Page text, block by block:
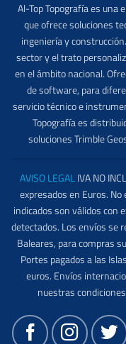
Al-Top Topografía es una
que ofrece soluciones
ingeniería y
sector y el trato
en el ámbito nacional.
de software, para
servicio técnico e
Topografía es
soluciones Trimble
AVISO LEGALIVA NO
expresados en Euros.
indicados son válidos con
detectados. Los envíos se
Baleares, para compras
Portes pagados a las
euros. Envíos
nuestras